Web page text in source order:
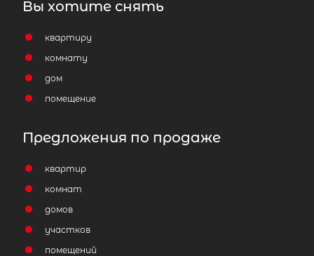
Вы хотите снять
квартиру
комнату
дом
помещение
Предложения по продаже
квартир
комнат
домов
участков
помещений